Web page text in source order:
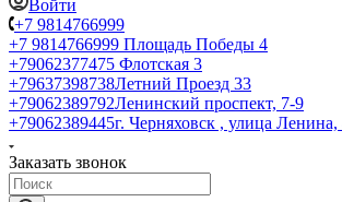
Войти
+7 9814766999
+7 9814766999 Площадь Победы 4
+79062377475 Флотская 3
+79637398738Летний Проезд 33
+79062389792Ленинский проспект, 7-9
+79062389445г. Черняховск , улица Ленина,
Заказать звонок